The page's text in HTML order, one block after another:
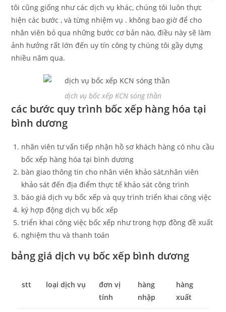
tôi cũng giống như các dịch vụ khác, chúng tôi luôn thực
hiện các bước , và từng nhiệm vụ . không bao giờ để cho
nhân viên bỏ qua những bước cơ bản nào, điều này sẽ làm
ảnh hưởng rất lớn đến uy tín công ty chúng tôi gầy dựng
nhiều năm qua.
dịch vụ bốc xếp KCN sóng thần
các bước quy trình bốc xếp hàng hóa tại
bình dương
nhân viên tư vấn tiếp nhận hồ sơ khách hàng có nhu cầu
bốc xếp hàng hóa tại bình dương
bàn giao thông tin cho nhân viên khảo sát,nhân viên
khảo sát đến địa điểm thực tế khảo sát công trình
báo giá dịch vụ bốc xếp và quy trình triển khai công việc
ký hợp động dịch vụ bốc xếp
triển khai công việc bốc xếp như trong hợp đồng đề xuất
nghiệm thu và thanh toán
bảng giá dịch vụ bốc xếp bình dương
stt loại dịch vụ
đơn vị
tính
hàng
nhập
hàng
xuất